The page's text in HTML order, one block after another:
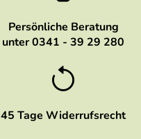
Persönliche Beratung
unter 0341 - 39 29 280
45 Tage Widerrufsrecht